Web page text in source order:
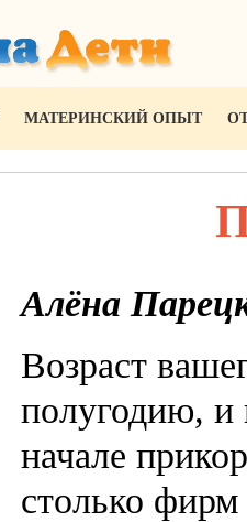
МАТЕРИНСКИЙ ОПЫТ
Алёна
Возраст
полугодию, и
начале
столько